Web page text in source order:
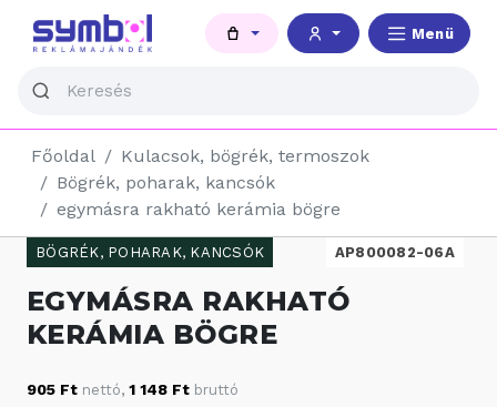
Menü
Főoldal
Kulacsok, bögrék, termoszok
Bögrék, poharak, kancsók
egymásra rakható kerámia bögre
BÖGRÉK, POHARAK, KANCSÓK AP800082-06A
EGYMÁSRA RAKHATÓ
KERÁMIA BÖGRE
905 Ft nettó, 1 148 Ft bruttó